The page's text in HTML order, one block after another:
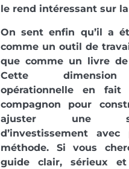
le rend intéressant sur
On sent enfin qu’il a
comme un outil de
que comme un livre
Cette
opérationnelle en fait
compagnon pour
ajuster une
d’investissement
méthode. Si vous
guide clair, sérieux